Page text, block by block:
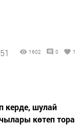
1602 0 1
керде, шулай
көтеп тора